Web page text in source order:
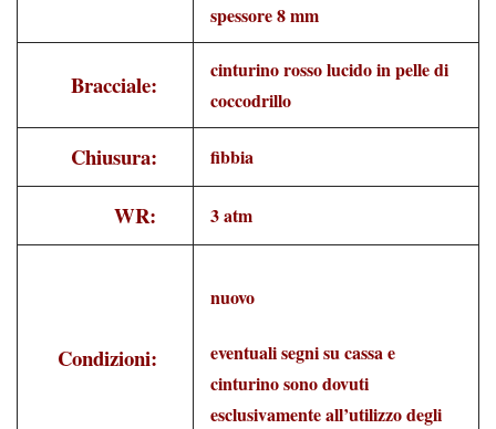
spessore 8 mm
Bracciale:
cinturino rosso lucido in pelle di
coccodrillo
Chiusura: fibbia
WR: 3 atm
Condizioni:
nuovo
eventuali segni su cassa e
cinturino sono dovuti
esclusivamente all’utilizzo degli